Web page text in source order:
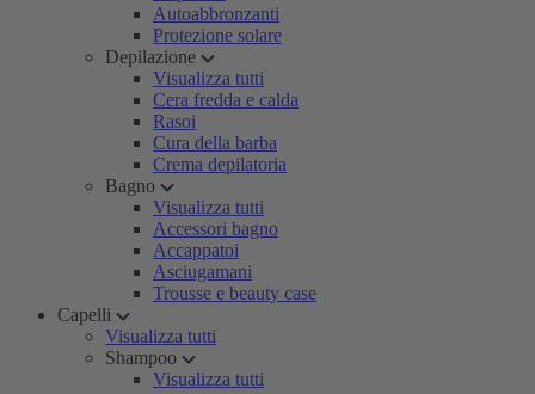
Autoabbronzanti
Protezione solare
Depilazione
Visualizza tutti
Cera fredda e calda
Rasoi
Cura della barba
Crema depilatoria
Bagno
Visualizza tutti
Accessori bagno
Accappatoi
Asciugamani
Trousse e beauty case
Capelli
Visualizza tutti
Shampoo
Visualizza tutti